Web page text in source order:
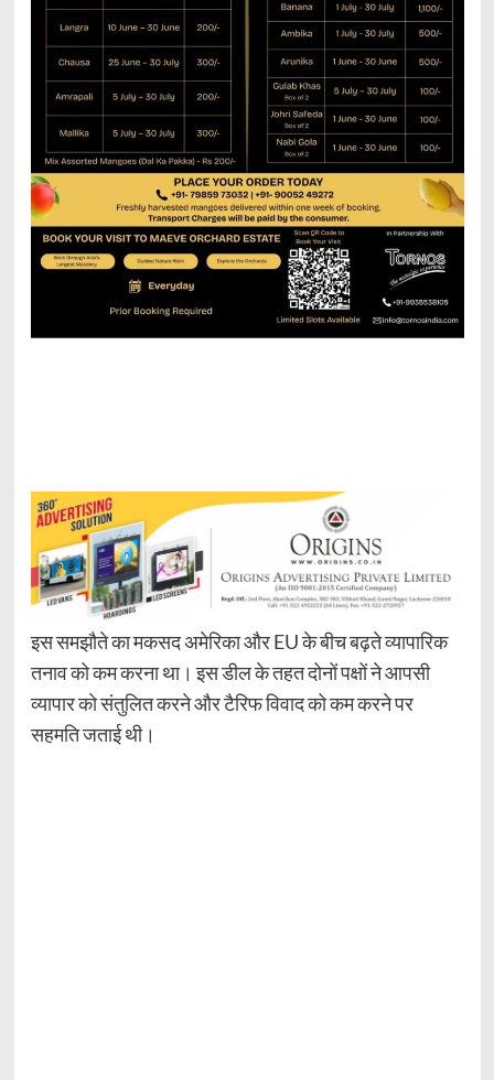
इस समझौते का मकसद अमेरिका और EU के बीच बढ़ते व्यापारिक
तनाव को कम करना था। इस डील के तहत दोनों पक्षों ने आपसी
व्यापार को संतुलित करने और टैरिफ विवाद को कम करने पर
सहमति जताई थी।